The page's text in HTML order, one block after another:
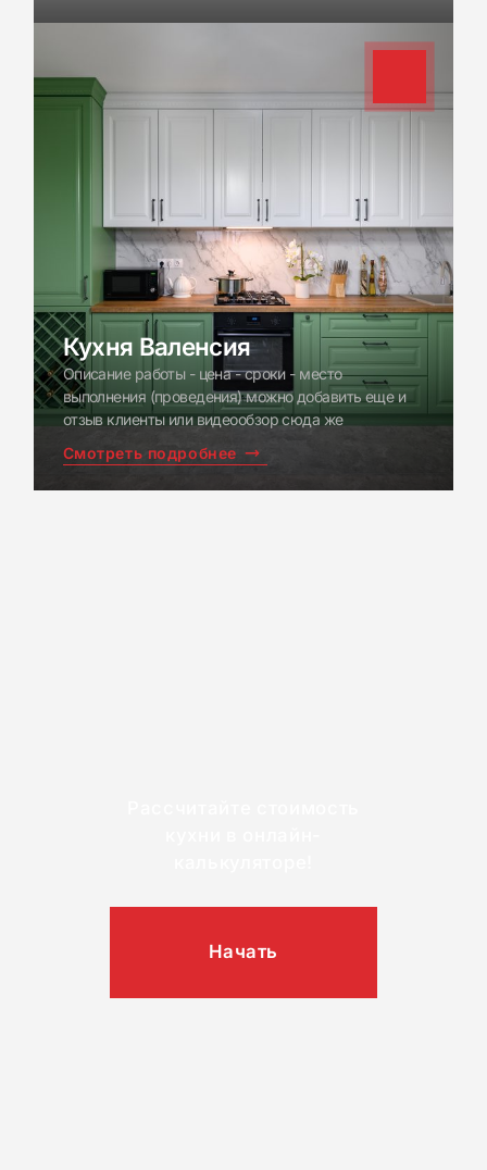
+7(999)111-22-33
Кухня Валенсия
Описание работы - цена - сроки - место
выполнения (проведения) можно добавить еще и
отзыв клиенты или видеообзор сюда же
Смотреть подробнее
Начать